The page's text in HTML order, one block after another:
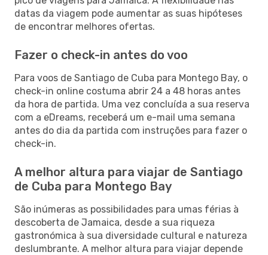
datas da viagem pode aumentar as suas hipóteses
de encontrar melhores ofertas.
Fazer o check-in antes do voo
Para voos de Santiago de Cuba para Montego Bay, o
check-in online costuma abrir 24 a 48 horas antes
da hora de partida. Uma vez concluída a sua reserva
com a eDreams, receberá um e-mail uma semana
antes do dia da partida com instruções para fazer o
check-in.
A melhor altura para viajar de Santiago
de Cuba para Montego Bay
São inúmeras as possibilidades para umas férias à
descoberta de Jamaica, desde a sua riqueza
gastronómica à sua diversidade cultural e natureza
deslumbrante. A melhor altura para viajar depende